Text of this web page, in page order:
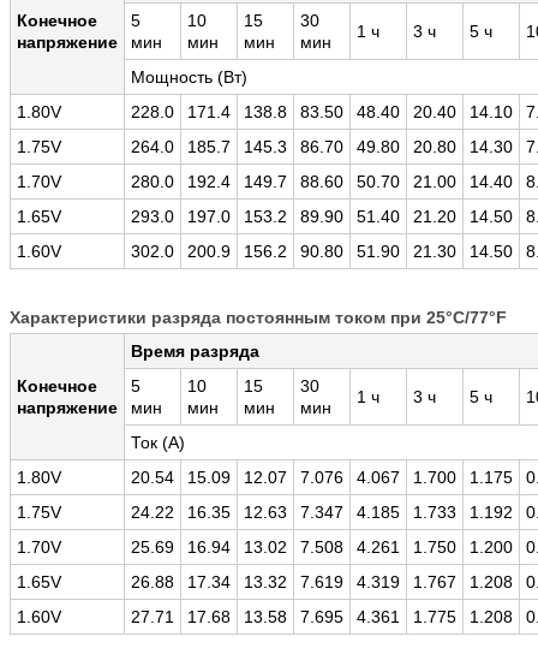
Конечное
напряжение
5
мин
10
мин
15
мин
30
мин
1 ч 3 ч 5 ч
Мощность (Вт)
1.80V
228.0 171.4 138.8 83.50 48.40 20.40 14.10
1.75V
264.0 185.7 145.3 86.70 49.80 20.80 14.30
1.70V
280.0 192.4 149.7 88.60 50.70 21.00 14.40
1.65V
293.0 197.0 153.2 89.90 51.40 21.20 14.50
1.60V
302.0 200.9 156.2 90.80 51.90 21.30 14.50
Характеристики разряда постоянным током при 25°C/77°F
Конечное
напряжение
Время разряда
5
мин
10
мин
15
мин
30
мин
1 ч 3 ч 5 ч
Ток (A)
1.80V
20.54 15.09 12.07 7.076 4.067 1.700 1.175
1.75V
24.22 16.35 12.63 7.347 4.185 1.733 1.192
1.70V
25.69 16.94 13.02 7.508 4.261 1.750 1.200
1.65V
26.88 17.34 13.32 7.619 4.319 1.767 1.208
1.60V
27.71 17.68 13.58 7.695 4.361 1.775 1.208